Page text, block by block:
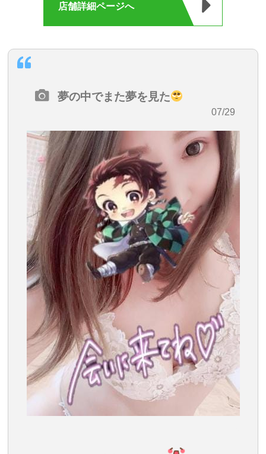
店舗詳細ページへ
・07/29
夢の中でまた夢を見た